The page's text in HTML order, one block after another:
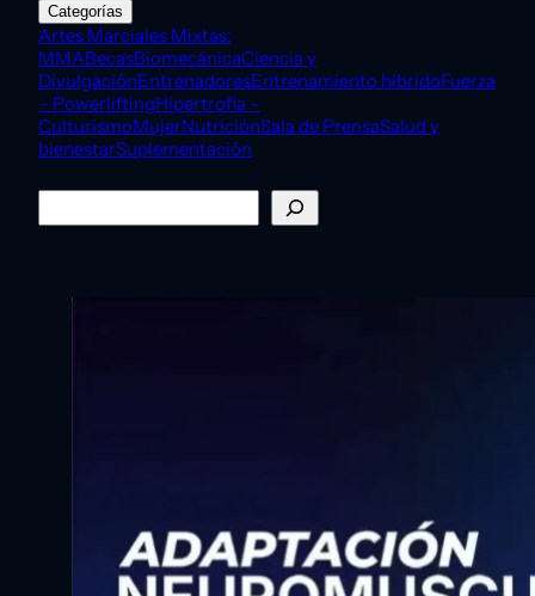
Categorías
Artes Marciales Mixtas:
MMABecasBiomecánicaCiencia y
DivulgaciónEntrenadoresEntrenamiento híbridoFuerza
– PowerliftingHipertrofia –
CulturismoMujerNutriciónSala de PrensaSalud y
bienestarSuplementación